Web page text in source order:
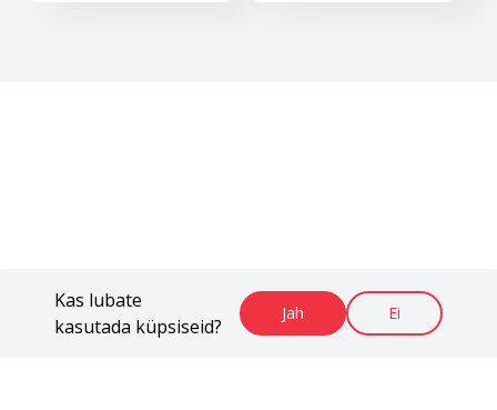
Kas lubate
kasutada küpsiseid?
Jah Ei